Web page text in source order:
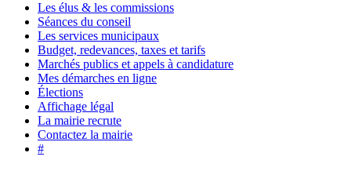
Les élus & les commissions
Séances du conseil
Les services municipaux
Budget, redevances, taxes et tarifs
Marchés publics et appels à candidature
Mes démarches en ligne
Élections
Affichage légal
La mairie recrute
Contactez la mairie
#